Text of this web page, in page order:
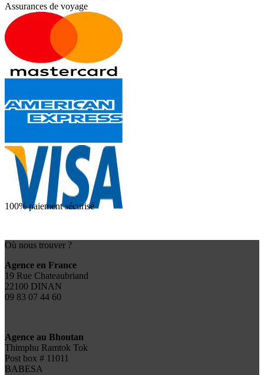
Assurances de voyage
100% paiement sécurisé
Où nous trouver ?
Agence en France
19 Rue Chateaubriand
22100 DINAN
09 83 07 44 60
Agence au Bhoutan
Thimphu Ramtok Tok
Post box # 11011
BABESA